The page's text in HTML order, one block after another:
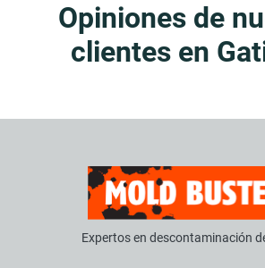
Opiniones de
clientes en
Expertos en descontaminación